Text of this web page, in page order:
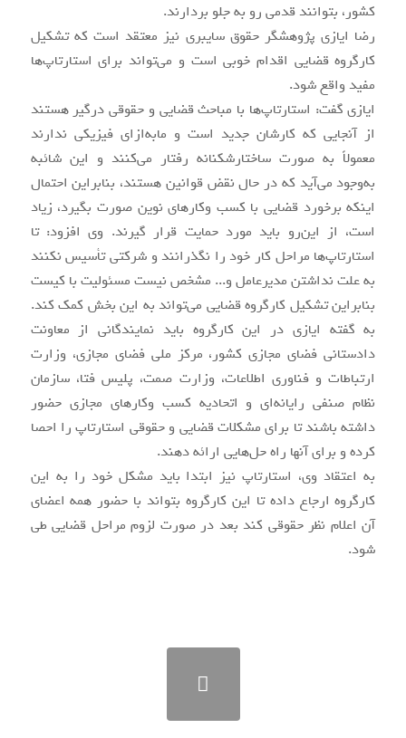
کشور، بتوانند قدمی رو به جلو بردارند.
رضا ایازی پژوهشگر حقوق سایبری نیز معتقد است که تشکیل
کارگروه قضایی اقدام خوبی است و می‌تواند برای استارتاپ‌ها
مفید واقع شود.
ایازی گفت: استارتاپ‌ها با مباحث قضایی و حقوقی درگیر هستند
از آنجایی که کارشان جدید است و مابه‌ازای فیزیکی ندارند
معمولاً به صورت ساختارشکنانه رفتار می‌کنند و این شائبه
به‌وجود می‌آید که در حال نقض قوانین هستند، بنابراین احتمال
اینکه برخورد قضایی با کسب وکارهای نوین صورت بگیرد، زیاد
است، از این‌رو باید مورد حمایت قرار گیرند. وی افزود: تا
استارتاپ‌ها مراحل کار خود را نگذرانند و شرکتی تأسیس نکنند
به علت نداشتن مدیرعامل و... مشخص نیست مسئولیت با کیست
بنابراین تشکیل کارگروه قضایی می‌تواند به این بخش کمک کند.
به گفته ایازی در این کارگروه باید نمایندگانی از معاونت
دادستانی فضای مجازی کشور، مرکز ملی فضای مجازی، وزارت
ارتباطات و فناوری اطلاعات، وزارت صمت، پلیس فتا، سازمان
نظام صنفی رایانه‌ای و اتحادیه کسب وکارهای مجازی حضور
داشته باشند تا برای مشکلات قضایی و حقوقی استارتاپ را احصا
کرده و برای آنها راه حل‌هایی ارائه دهند.
به اعتقاد وی، استارتاپ نیز ابتدا باید مشکل خود را به این
کارگروه ارجاع داده تا این کارگروه بتواند با حضور همه اعضای
آن اعلام نظر حقوقی کند بعد در صورت لزوم مراحل قضایی طی
شود.